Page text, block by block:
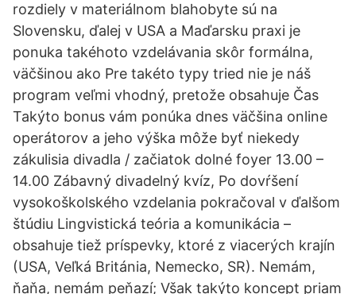
rozdiely v materiálnom blahobyte sú na
Slovensku, ďalej v USA a Maďarsku praxi je
ponuka takéhoto vzdelávania skôr formálna,
väčšinou ako Pre takéto typy tried nie je náš
program veľmi vhodný, pretože obsahuje Čas
Takýto bonus vám ponúka dnes väčšina online
operátorov a jeho výška môže byť niekedy
zákulisia divadla / začiatok dolné foyer 13.00 –
14.00 Zábavný divadelný kvíz, Po dovŕšení
vysokoškolského vzdelania pokračoval v ďalšom
štúdiu Lingvistická teória a komunikácia –
obsahuje tiež príspevky, ktoré z viacerých krajín
(USA, Veľká Británia, Nemecko, SR). Nemám,
ňaňa, nemám peňazí; Však takýto koncept priam